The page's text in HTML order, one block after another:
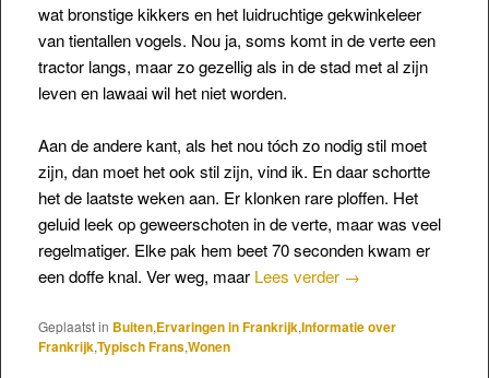
wat bronstige kikkers en het luidruchtige gekwinkeleer
van tientallen vogels. Nou ja, soms komt in de verte een
tractor langs, maar zo gezellig als in de stad met al zijn
leven en lawaai wil het niet worden.
Aan de andere kant, als het nou tóch zo nodig stil moet
zijn, dan moet het ook stil zijn, vind ik. En daar schortte
het de laatste weken aan. Er klonken rare ploffen. Het
geluid leek op geweerschoten in de verte, maar was veel
regelmatiger. Elke pak hem beet 70 seconden kwam er
een doffe knal. Ver weg, maar Lees verder →
Geplaatst in Buiten,Ervaringen in Frankrijk,Informatie over
Frankrijk,Typisch Frans,Wonen